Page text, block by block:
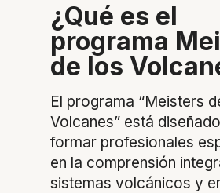
¿Qué es el
programa
de los
El programa “Meisters
Volcanes” está
formar profesionales
en la comprensión
sistemas volcánicos y